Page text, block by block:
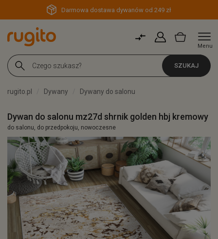
Darmowa dostawa dywanów od 249 zł
Menu
SZUKAJ
rugito.pl Dywany Dywany do salonu
Dywan do salonu mz27d shrnik golden hbj kremowy
do salonu, do przedpokoju, nowoczesne